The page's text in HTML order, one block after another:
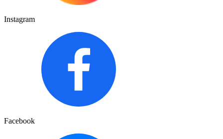
Instagram
Facebook